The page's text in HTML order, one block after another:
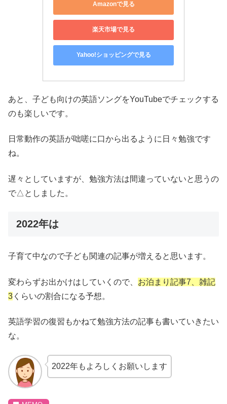
Amazonで見る
楽天市場で見る
Yahoo!ショッピングで見る
あと、子ども向けの英語ソングをYouTubeでチェックする
のも楽しいです。
日常動作の英語が咄嗟に口から出るように日々勉強です
ね。
遅々としていますが、勉強方法は間違っていないと思うの
で△としました。
2022年は
子育て中なので子ども関連の記事が増えると思います。
変わらずお出かけはしていくので、 お泊まり 記事7、雑記
3 くらいの割合になる予想。
英語学習の復習もかねて勉強方法の記事も書いていきたい
な。
2022年もよろしくお願いします